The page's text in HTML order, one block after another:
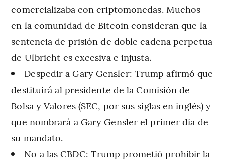
comercializaba con criptomonedas. Muchos
en la comunidad de Bitcoin consideran que la
sentencia de prisión de doble cadena perpetua
de Ulbricht es excesiva e injusta.
Despedir a Gary Gensler: Trump afirmó que
destituirá al presidente de la Comisión de
Bolsa y Valores (SEC, por sus siglas en inglés) y
que nombrará a Gary Gensler el primer día de
su mandato.
No a las CBDC: Trump prometió prohibir la